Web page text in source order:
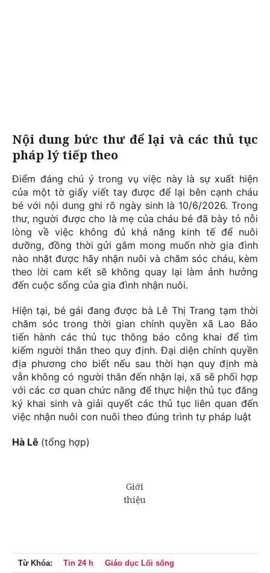
Nội dung bức thư để lại và các thủ tục
pháp lý tiếp theo
Điểm đáng chú ý trong vụ việc này là sự xuất hiện
của một tờ giấy viết tay được để lại bên cạnh cháu
bé với nội dung ghi rõ ngày sinh là 10/6/2026. Trong
thư, người được cho là mẹ của cháu bé đã bày tỏ nỗi
lòng về việc không đủ khả năng kinh tế để nuôi
dưỡng, đồng thời gửi gắm mong muốn nhờ gia đình
nào nhặt được hãy nhận nuôi và chăm sóc cháu, kèm
theo lời cam kết sẽ không quay lại làm ảnh hưởng
đến cuộc sống của gia đình nhận nuôi.
Hiện tại, bé gái đang được bà Lê Thị Trang tạm thời
chăm sóc trong thời gian chính quyền xã Lao Bảo
tiến hành các thủ tục thông báo công khai để tìm
kiếm người thân theo quy định. Đại diện chính quyền
địa phương cho biết nếu sau thời hạn quy định mà
vẫn không có người thân đến nhận lại, xã sẽ phối hợp
với các cơ quan chức năng để thực hiện thủ tục đăng
ký khai sinh và giải quyết các thủ tục liên quan đến
việc nhận nuôi con nuôi theo đúng trình tự pháp luật
Hà Lê (tổng hợp)
Từ Khóa: Tin 24 h Giáo dục Lối sống